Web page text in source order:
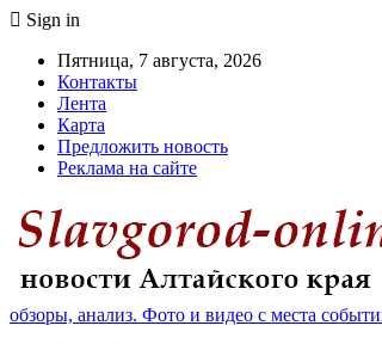
Sign in
Пятница, 7 августа, 2026
Контакты
Лента
Карта
Предложить новость
Реклама на сайте
обзоры, анализ. Фото и видео с места